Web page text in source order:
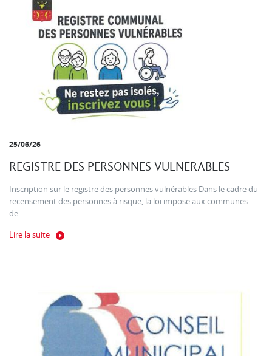
25/06/26
REGISTRE DES PERSONNES VULNERABLES
Inscription sur le registre des personnes vulnérables Dans le cadre du
recensement des personnes à risque, la loi impose aux communes
de...
Lire la suite